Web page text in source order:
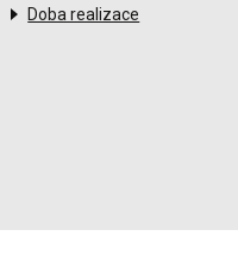
Doba realizace